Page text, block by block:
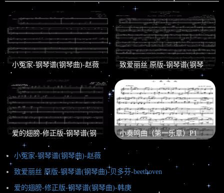
小冤家-钢琴谱(钢琴曲)-赵薇
致爱丽丝 原版-钢琴谱(钢琴
曲)-贝多芬
爱的翅膀-修正版-钢琴谱(钢
琴曲)-韩庚
小奏鸣曲（第一乐章）P1
小冤家-钢琴谱(钢琴曲)-赵薇
致爱丽丝 原版-钢琴谱(钢琴曲)-贝多芬-beethoven
爱的翅膀-修正版-钢琴谱(钢琴曲)-韩庚